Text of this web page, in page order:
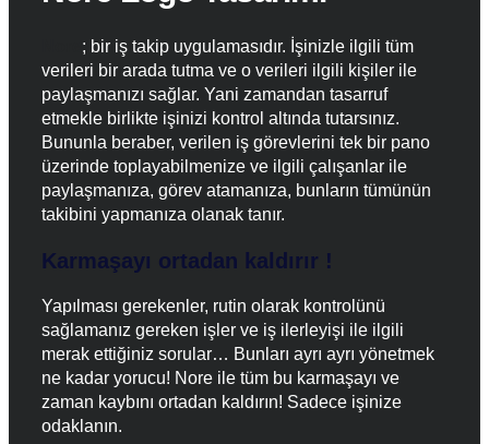
; bir iş takip uygulamasıdır. İşinizle ilgili tüm
verileri bir arada tutma ve o verileri ilgili kişiler ile
paylaşmanızı sağlar. Yani zamandan tasarruf
etmekle birlikte işinizi kontrol altında tutarsınız.
Bununla beraber, verilen iş görevlerini tek bir pano
üzerinde toplayabilmenize ve ilgili çalışanlar ile
paylaşmanıza, görev atamanıza, bunların tümünün
takibini yapmanıza olanak tanır.
Karmaşayı ortadan kaldırır !
Yapılması gerekenler, rutin olarak kontrolünü
sağlamanız gereken işler ve iş ilerleyişi ile ilgili
merak ettiğiniz sorular… Bunları ayrı ayrı yönetmek
ne kadar yorucu! Nore ile tüm bu karmaşayı ve
zaman kaybını ortadan kaldırın! Sadece işinize
odaklanın.